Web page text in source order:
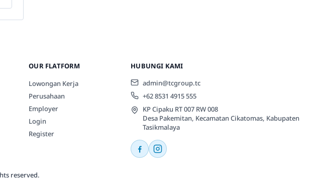
OUR FLATFORM
Lowongan Kerja
Perusahaan
Employer
Login
Register
HUBUNGI KAMI
admin@tcgroup.tc
+62 8531 4915 555
KP Cipaku RT 007 RW 008
Desa Pakemitan, Kecamatan Cikatomas, Kabupaten
Tasikmalaya
reserved.